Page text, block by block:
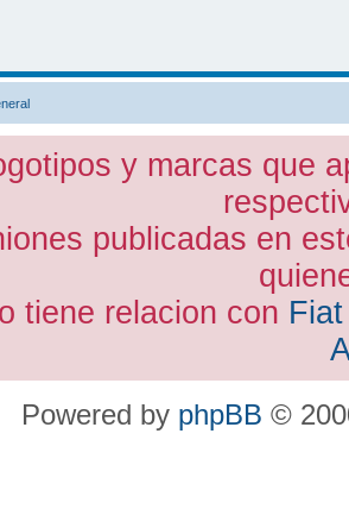
y marcas que
publicadas en
tiene relacion con
Powered by phpBB ©